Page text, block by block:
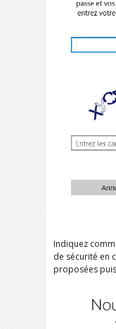
Indiquez
de sécurité en
proposées